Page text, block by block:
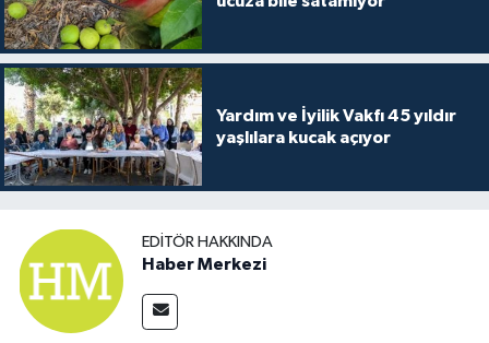
Yardım ve İyilik Vakfı 45 yıldır
yaşlılara kucak açıyor
EDITÖR HAKKINDA
Haber Merkezi